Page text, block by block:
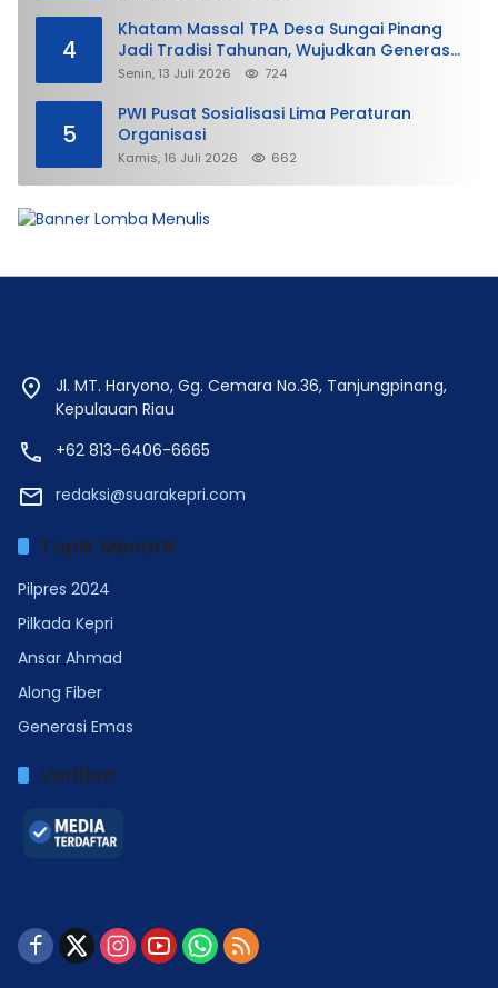
4
Khatam Massal TPA Desa Sungai Pinang
Jadi Tradisi Tahunan, Wujudkan Generasi
Qurani
Senin, 13 Juli 2026 724
5
PWI Pusat Sosialisasi Lima Peraturan
Organisasi
Kamis, 16 Juli 2026 662
Jl. MT. Haryono, Gg. Cemara No.36, Tanjungpinang,
Kepulauan Riau
+62 813-6406-6665
redaksi@suarakepri.com
Topik Menarik
Pilpres 2024
Pilkada Kepri
Ansar Ahmad
Along Fiber
Generasi Emas
Verified